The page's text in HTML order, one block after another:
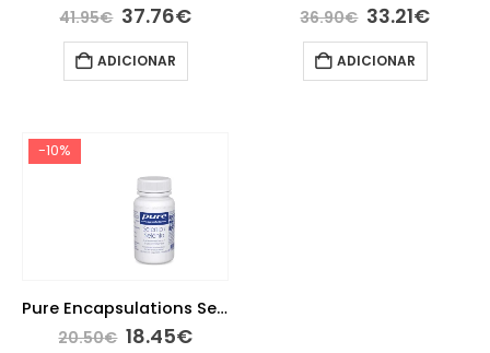
41.95€ 37.76€
ADICIONAR
36.90€ 33.21€
ADICIONAR
-10%
Pure Encapsulations Selénio 60 Capsulas
20.50€ 18.45€